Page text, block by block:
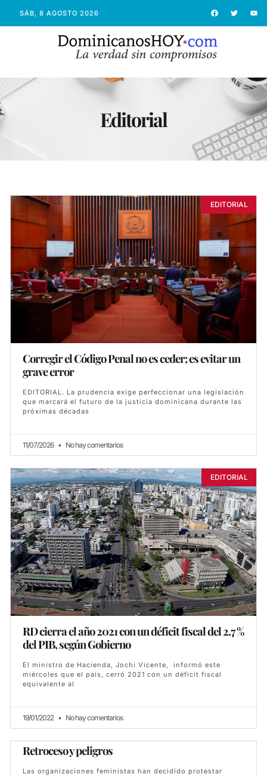
SÁB, 8 AGOSTO 2026
Editorial
EDITORIAL
Corregir el Código Penal no es ceder; es evitar un
grave error
EDITORIAL. La prudencia exige perfeccionar una legislación
que marcará el futuro de la justicia dominicana durante las
próximas décadas
11/07/2026 No hay comentarios
EDITORIAL
RD cierra el año 2021 con un déficit fiscal del 2.7 %
del PIB, según Gobierno
El ministro de Hacienda, Jochi Vicente, informó este
miércoles que el país, cerró 2021 con un déficit fiscal
equivalente al
19/01/2022 No hay comentarios
Retroceso y peligros
Las organizaciones feministas han decidido protestar